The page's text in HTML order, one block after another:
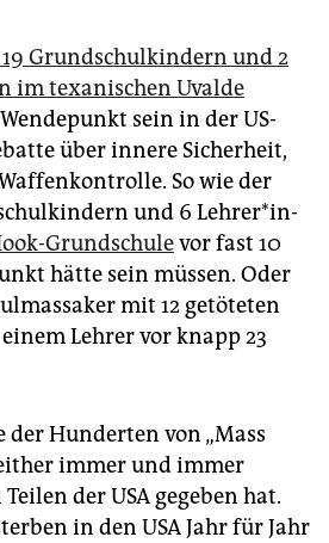
Grundschulkindern und 2
im texanischen Uvalde
sein in der US-
über innere Sicherheit,
So wie der
und 6 Leh­re­r*in­
Grundschulevor fast 10
hätte sein müssen. Oder
mit 12 getöteten
Lehrer vor knapp 23
der Hunderten von „Mass
immer und immer
der USA gegeben hat.
in den USA Jahr für Jahr